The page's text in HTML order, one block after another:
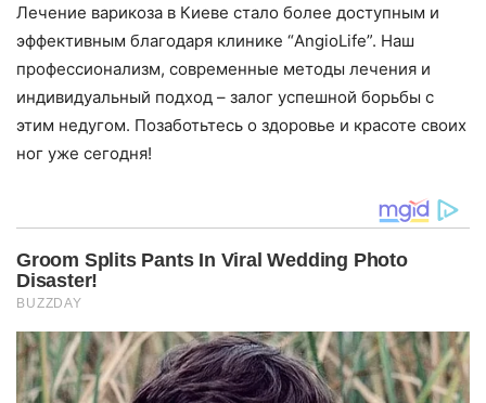
Лечение варикоза в Киеве стало более доступным и
эффективным благодаря клинике “AngioLife”. Наш
профессионализм, современные методы лечения и
индивидуальный подход – залог успешной борьбы с
этим недугом. Позаботьтесь о здоровье и красоте своих
ног уже сегодня!